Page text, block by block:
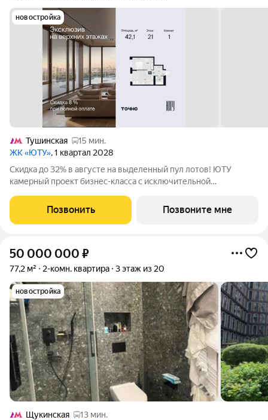
новостройка
Тушинская
15 мин.
ЖК «ЮТУ», 1 квартал 2028
Скидка до 32% в августе на выделенный пул лотов! ЮТУ
камерный проект бизнес-класса с исключительной
благоустроенной набережной канала имени Москвы. Проект
создает идеальный баланс жизни в
Позвонить Позвоните мне
50 000 000 ₽
77,2 м² 2-комн. квартира 3 этаж из 20
новостройка
Щукинская
13 мин.